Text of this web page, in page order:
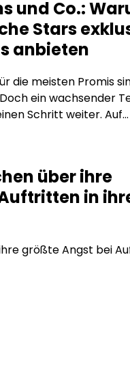
und Co.:
Stars
anbieten
die meisten Promis
ein wachsender
Schritt weiter. Auf
und
Was
[…]
über ihre
in
größte Angst bei